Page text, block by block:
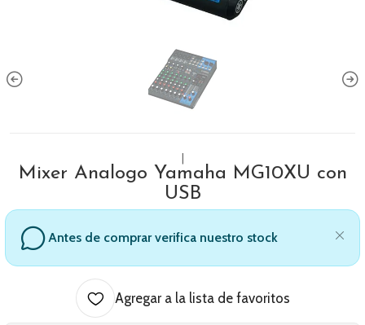
Mixer Analogo Yamaha MG10XU con
USB
Antes de comprar verifica nuestro stock
Agregar a la lista de favoritos